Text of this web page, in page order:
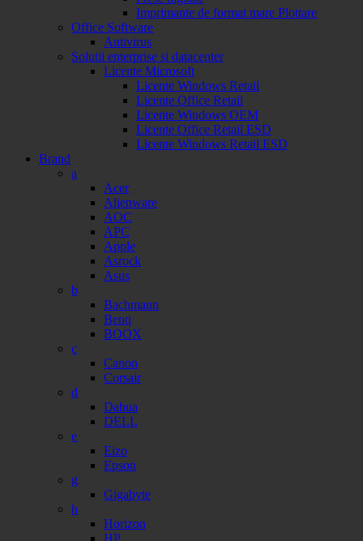
Imprimante de format mare Plottare
Office Software
Antivirus
Solutii enterprise si datacenter
Licente Microsoft
Licente Windows Retail
Licente Office Retail
Licente Windows OEM
Licente Office Retail ESD
Licente Windows Retail ESD
Brand
a
Acer
Alienware
AOC
APC
Apple
Asrock
Asus
b
Bachmann
Benq
BOOX
c
Canon
Corsair
d
Dahua
DELL
e
Eizo
Epson
g
Gigabyte
h
Horizon